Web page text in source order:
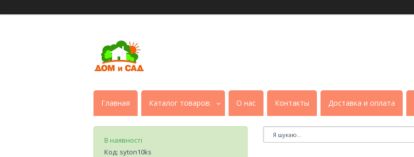
Главная Каталог товаров: О нас Контакты Доставка и оплата
В наявності
Код: syton10ks